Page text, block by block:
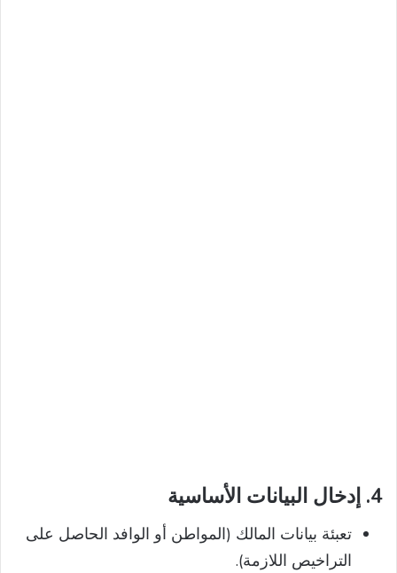
4. إدخال البيانات الأساسية
تعبئة بيانات المالك (المواطن أو الوافد الحاصل على
التراخيص اللازمة).